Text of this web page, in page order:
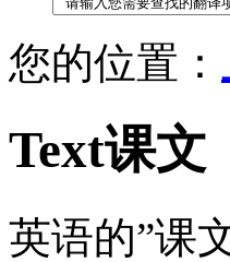
您的位置：
Text课文
英语的”课